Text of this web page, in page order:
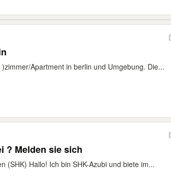
Apartment in berlin und Umgebung. Die...
? Melden sie sich
(SHK) Hallo! Ich bin SHK-Azubi und biete im...